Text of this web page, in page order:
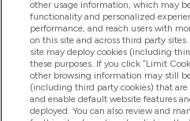
Angebote
other usage information, which may
functionality and personalized
performance, and reach users with
on this site and across third party
site may deploy cookies (including
these purposes. If you click “Limit
other browsing information may still
(including third party cookies) that are
and enable default website features
deployed. You can also review and